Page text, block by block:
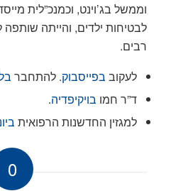
וממשל בג’וינט, וכמנכ”לית
לבטיחות ילדים, והייתה שותפה
רבים.
לעקוב בפייסבוק. להתחבר
ד”ר חמו בויקיפדיה.
למגזין החדשנות הרפואית
0